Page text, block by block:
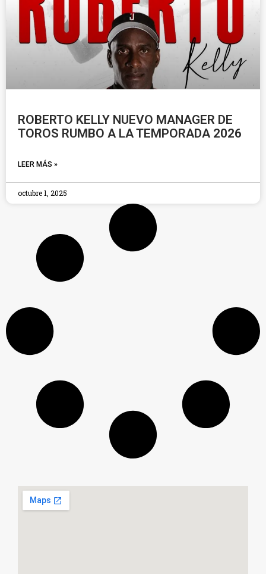
ROBERTO KELLY NUEVO MANAGER DE
TOROS RUMBO A LA TEMPORADA 2026
LEER MÁS »
octubre 1, 2025